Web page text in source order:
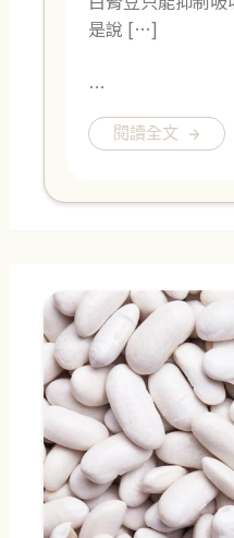
是說 […]
…
閱讀全文